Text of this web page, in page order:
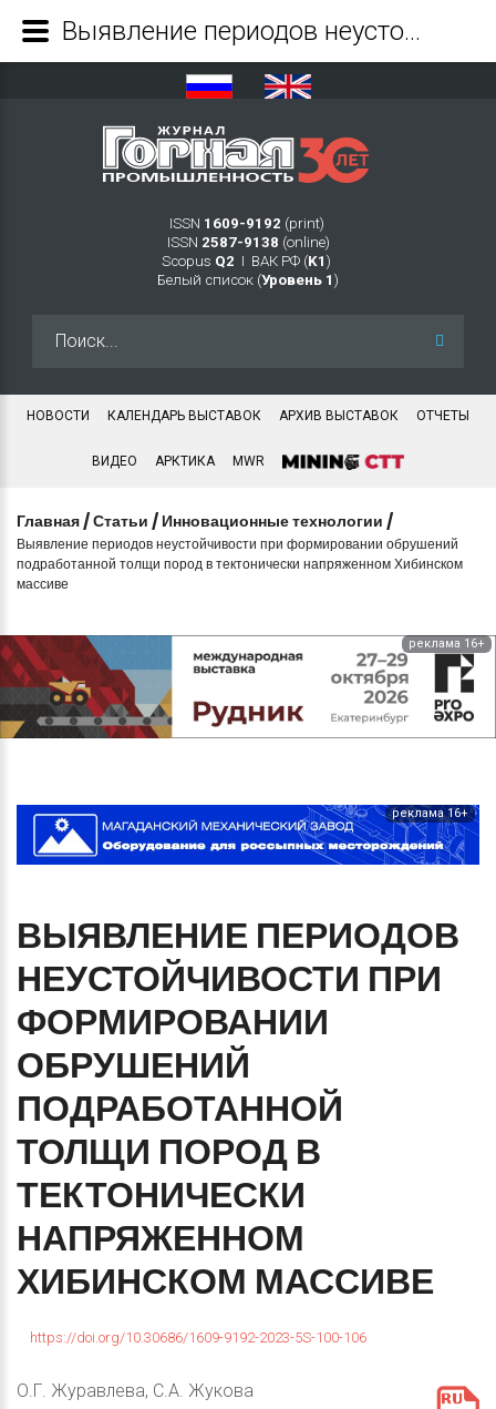
ISSN 1609-9192 (print)
ISSN 2587-9138 (online)
Scopus Q2 Ι ВАК РФ (K1 )
Белый список (Уровень 1 )
НОВОСТИ КАЛЕНДАРЬ ВЫСТАВОК АРХИВ ВЫСТАВОК ОТЧЕТЫ
ВИДЕО АРКТИКА MWR
Главная /Статьи / Инновационные технологии /
Выявление периодов неустойчивости при формировании обрушений
подработанной толщи пород в тектонически напряженном Хибинском
массиве
реклама 16+
реклама 16+
ВЫЯВЛЕНИЕ ПЕРИОДОВ
НЕУСТОЙЧИВОСТИ ПРИ
ФОРМИРОВАНИИ
ОБРУШЕНИЙ
ПОДРАБОТАННОЙ
ТОЛЩИ ПОРОД В
ТЕКТОНИЧЕСКИ
НАПРЯЖЕННОМ
ХИБИНСКОМ МАССИВЕ
https://doi.org/10.30686/1609-9192-2023-5S-100-106
О.Г. Журавлева, С.А. Жукова
Выявление периодов неустойчивости при формировании обрушений подработанной толщи пород в тектонически напряженном Хибинском массиве - Журнал Горная промышленность